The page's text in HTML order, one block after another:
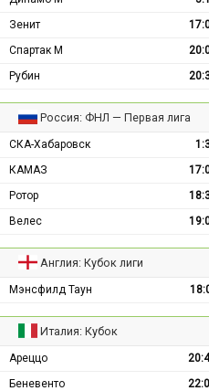
Зенит
Спартак М
Рубин
Россия: ФНЛ — Первая лига
СКА-Хабаровск
КАМАЗ
Ротор
Велес
Англия: Кубок лиги
Мэнсфилд Таун
Италия: Кубок
Ареццо
Беневенто